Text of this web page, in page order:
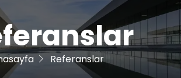
Referanslar